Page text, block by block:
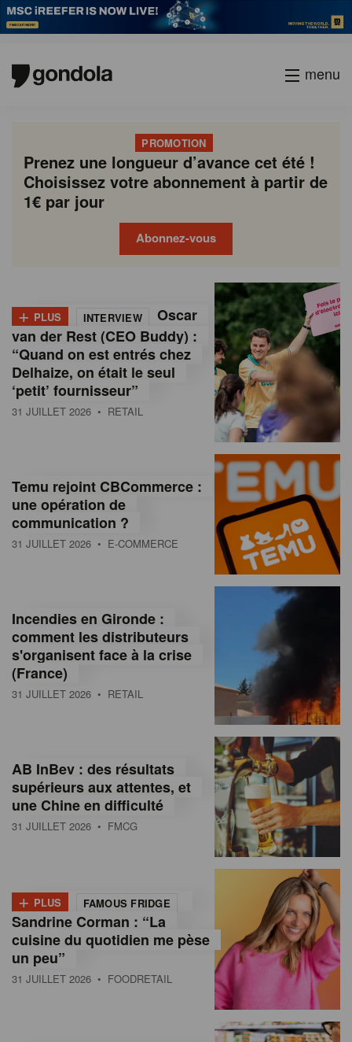
menu
PROMOTION
Prenez une longueur d’avance cet été !
Choisissez votre abonnement à partir de
1€ par jour
Abonnez-vous
o
n
d
o
M
a
g
n
e
n
o
m
a
+ PLUS INTERVIEW
Oscar
van der Rest (CEO Buddy) :
“Quand on est entrés chez
Delhaize, on était le seul
‘petit’ fournisseur”
31 JUILLET 2026 • RETAIL
Temu rejoint CBCommerce :
une opération de
communication ?
31 JUILLET 2026 • E-COMMERCE
Incendies en Gironde :
comment les distributeurs
s'organisent face à la crise
(France)
31 JUILLET 2026 • RETAIL
AB InBev : des résultats
supérieurs aux attentes, et
une Chine en difficulté
31 JUILLET 2026 • FMCG
+ PLUS FAMOUS FRIDGE
Sandrine Corman : “La
cuisine du quotidien me pèse
un peu”
31 JUILLET 2026 • FOODRETAIL